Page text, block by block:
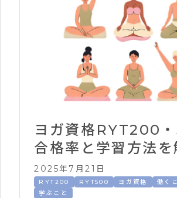
ヨガ資格RYT200・
合格率と学習方法を
2025年7月21日
RYT200 RYT500 ヨガ資格
働く
学ぶこと